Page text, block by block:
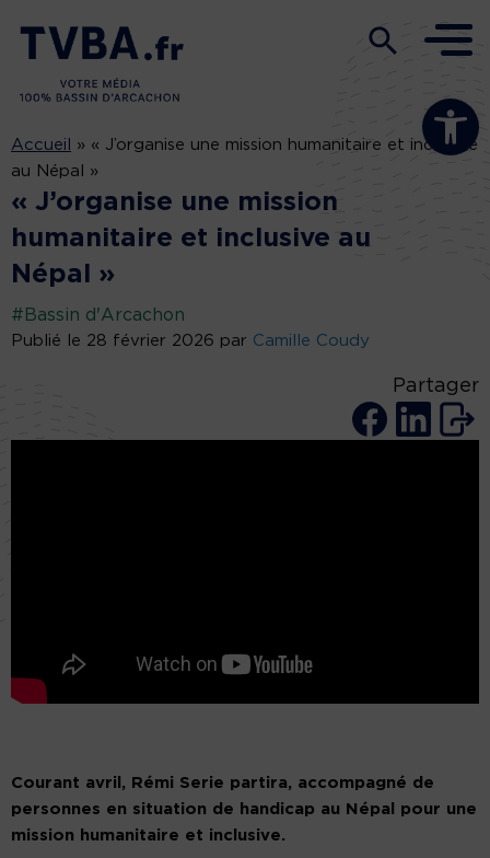
Ouvrir la
Accueil » « J’organise une mission humanitaire et inclusive
au Népal »
« J’organise une mission
humanitaire et inclusive au
Népal »
#Bassin d'Arcachon
Publié le 28 février 2026 par Camille Coudy
Partager
Courant avril, Rémi Serie partira, accompagné de
personnes en situation de handicap au Népal pour une
mission humanitaire et inclusive.